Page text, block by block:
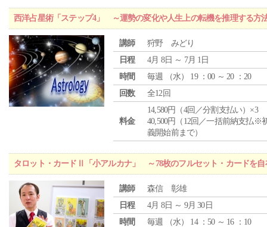
西洋占星術「ステップ4」 ～運勢の変化や人生上の転機を推理する方
講師
狩野 みどり
日程
4月 8日 ～ 7月 1日
時間
毎週 （水） 19 ：00 ～ 20 ：20
回数
全12回
料金
14,580円（4回／分割支払い）×3
40,500円（12回／一括前納支払※
義開始前まで）
タロット・カードⅡ「小アルカナ」 ～78枚のフルセット・カードを自
講師
森信 彰雄
日程
4月 8日 ～ 9月 30日
時間
毎週 （水） 14 ：50 ～ 16 ：10